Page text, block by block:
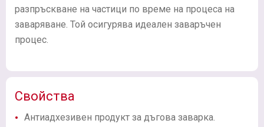
разпръскване на частици по време на процеса на
заваряване. Той осигурява идеален заваръчен
процес.
Свойства
Антиадхезивен продукт за дъгова заварка.